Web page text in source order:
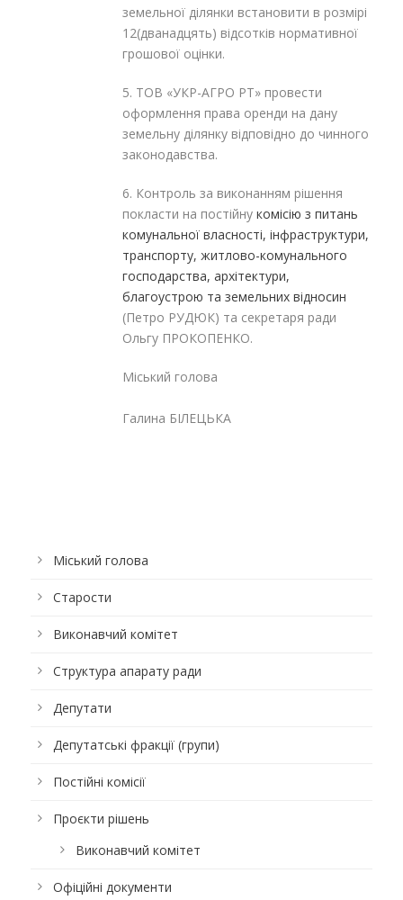
земельної ділянки встановити в розмірі
12(дванадцять) відсотків нормативної
грошової оцінки.
5. ТОВ «УКР-АГРО РТ» провести
оформлення права оренди на дану
земельну ділянку відповідно до чинного
законодавства.
6. Контроль за виконанням рішення
покласти на постійну комісію з питань
комунальної власності, інфраструктури,
транспорту, житлово-комунального
господарства, архітектури,
благоустрою та земельних відносин
(Петро РУДЮК) та секретаря ради
Ольгу ПРОКОПЕНКО.
Міський голова
Галина БІЛЕЦЬКА
Міський голова
Старости
Виконавчий комітет
Структура апарату ради
Депутати
Депутатські фракції (групи)
Постійні комісії
Проєкти рішень
Виконавчий комітет
Офіційні документи